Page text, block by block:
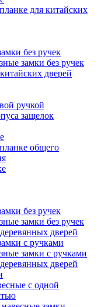
для китайских
без ручек
замки без ручек
дверей
ручкой
защелок
общего
без ручек
замки без ручек
дверей
с ручками
замки с ручками
дверей
с одной